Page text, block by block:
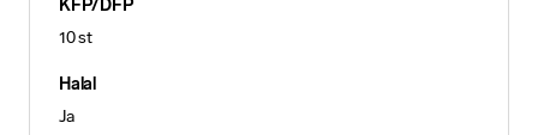
KFP/DFP
10 st
Halal
Ja